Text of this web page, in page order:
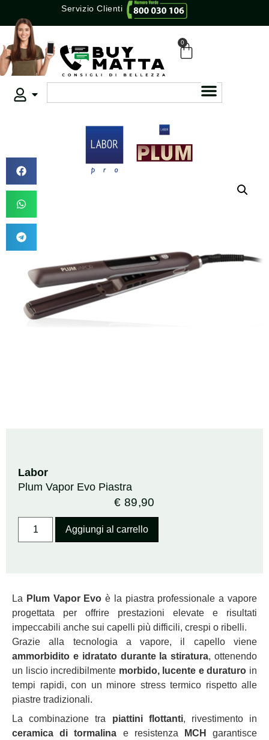
Servizio Clienti
0
Labor
Plum Vapor Evo Piastra
€ 89,90
Aggiungi al carrello
La Plum Vapor Evo è la piastra professionale a vapore
progettata per offrire prestazioni elevate e risultati
impeccabili anche sui capelli più difficili, crespi o ribelli.
Grazie alla tecnologia a vapore, il capello viene
ammorbidito e idratato durante la stiratura, ottenendo
un liscio incredibilmente morbido, lucente e duraturo in
tempi rapidi, con un minore stress termico rispetto alle
piastre tradizionali.
La combinazione tra piattini flottanti, rivestimento in
ceramica di tormalina e resistenza MCH
garantisce